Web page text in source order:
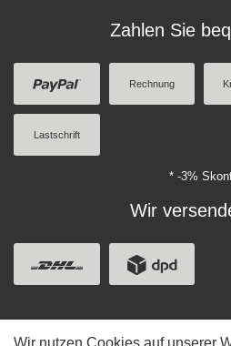
Zahlen Sie
Rechnung
Lastschrift
* -3%
Wir
Wir nutzen Cookies auf unserer